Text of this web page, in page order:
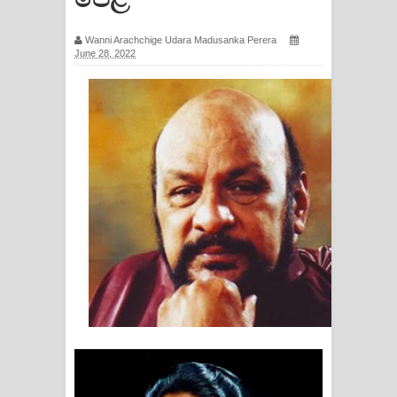
Hoda sihiyen Song Lyrics - හොද
සිහියෙන් ගීතයේ පද පෙළ
Awanken Song Lyrics - අවංකෙන්
ගීතයේ පද පෙළ
Pa Sina Song Lyrics - පෑ සිනා ගීතයේ
පද පෙළ
Pemwanthiye Song Lyrics -
පෙම්වන්තියේ ගීතයේ පද පෙළ
ගීතයේ පද පෙළ
Wanni Arachchige Udara Madusanka Perera
June 28, 2022